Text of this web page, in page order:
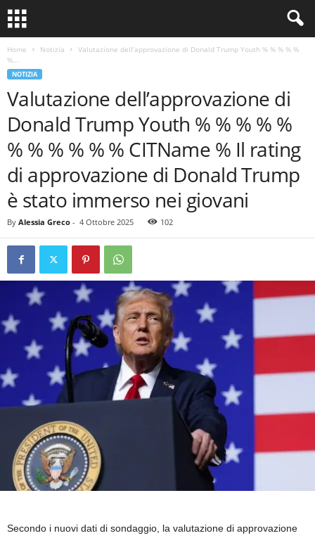
Home Notizia
Valutazione dell’approvazione di Donald Trump Youth % % % % %
%...
NOTIZIA
Valutazione dell’approvazione di
Donald Trump Youth % % % % %
% % % % % % CITName % Il rating
di approvazione di Donald Trump
è stato immerso nei giovani
By Alessia Greco - 4 Ottobre 2025 102
Secondo i nuovi dati di sondaggio, la valutazione di approvazione